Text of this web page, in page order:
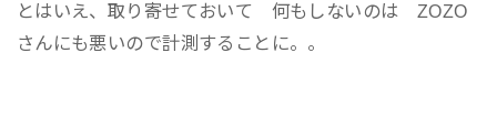
とはいえ、取り寄せておいて 何もしないのは ZOZO
さんにも悪いので計測することに。。